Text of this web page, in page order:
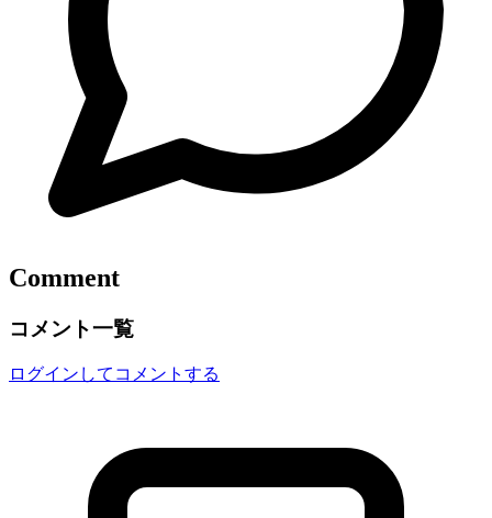
Comment
コメント一覧
ログインしてコメントする